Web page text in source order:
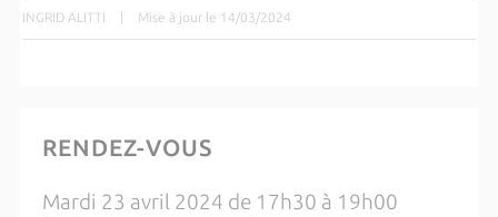
INGRID ALITTI | Mise à jour le 14/03/2024
RENDEZ-VOUS
Mardi 23 avril 2024 de 17h30 à 19h00